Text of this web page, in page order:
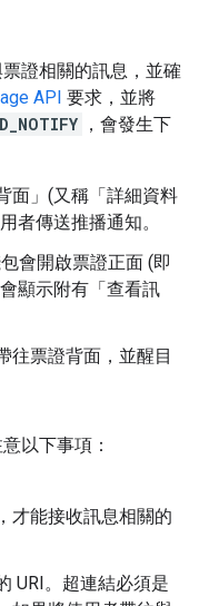
證相關的訊息，並確
API 要求，並將
，會發生下
面」(又稱「詳細資料
者傳送推播通知。
會開啟票證正面 (即
顯示附有「查看訊
往票證背面，並醒目
以下事項：
才能接收訊息相關的
URI。超連結必須是